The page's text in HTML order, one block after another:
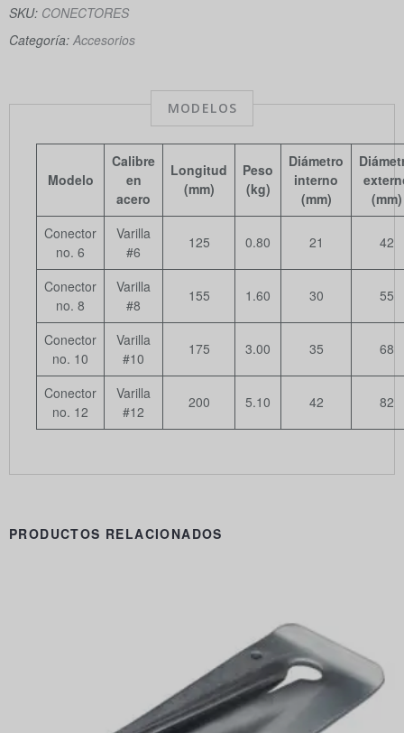
SKU: CONECTORES
Categoría: Accesorios
MODELOS
Modelo
Calibre
en
acero
Longitud
(mm)
Peso
(kg)
Diámetro
interno
(mm)
(mm)
Conector
no. 6
Varilla
#6
125 0.80 21 42
Conector
no. 8
Varilla
#8
155 1.60 30 55
Conector
no. 10
Varilla
#10
175 3.00 35 68
Conector
no. 12
Varilla
#12
200 5.10 42 82
PRODUCTOS RELACIONADOS